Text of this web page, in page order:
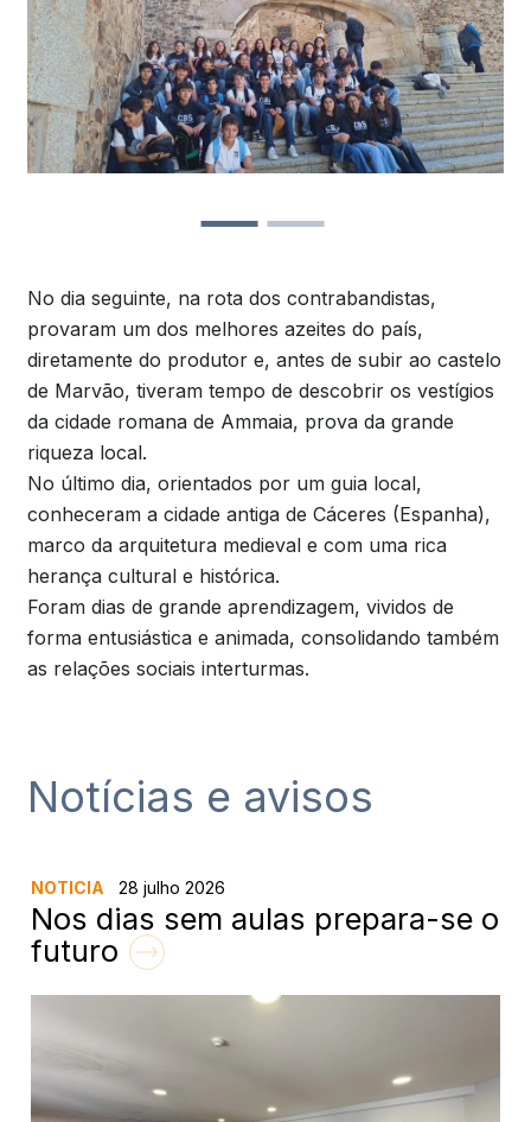
No dia seguinte, na rota dos contrabandistas,
provaram um dos melhores azeites do país,
diretamente do produtor e, antes de subir ao castelo
de Marvão, tiveram tempo de descobrir os vestígios
da cidade romana de Ammaia, prova da grande
riqueza local.
No último dia, orientados por um guia local,
conheceram a cidade antiga de Cáceres (Espanha),
marco da arquitetura medieval e com uma rica
herança cultural e histórica.
Foram dias de grande aprendizagem, vividos de
forma entusiástica e animada, consolidando também
as relações sociais interturmas.
Notícias e avisos
NOTICIA 28 julho 2026
Nos dias sem aulas prepara-se o
futuro